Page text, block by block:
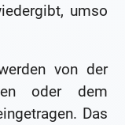
umso
von der
oder dem
Das